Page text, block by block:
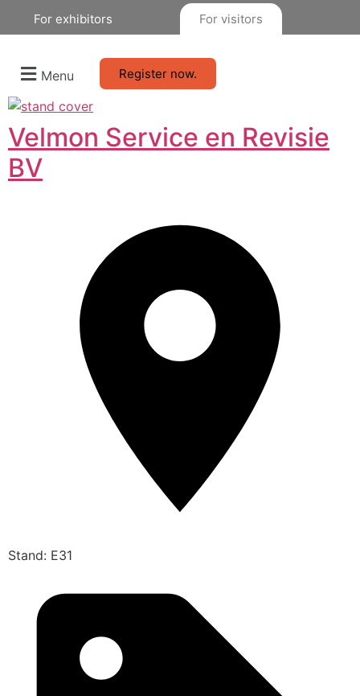
For exhibitors For visitors
Menu Register now.
Velmon Service en Revisie
BV
Stand: E31